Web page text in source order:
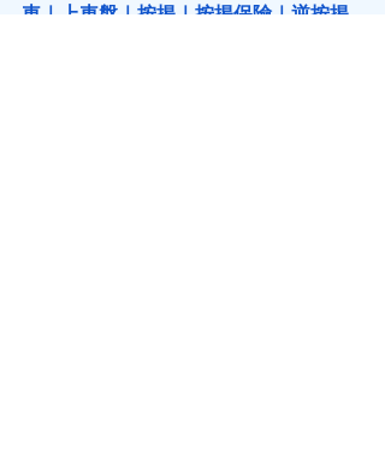
車 ｜ 上車盤 ｜ 按揭 ｜ 按揭保險｜ 逆按揭